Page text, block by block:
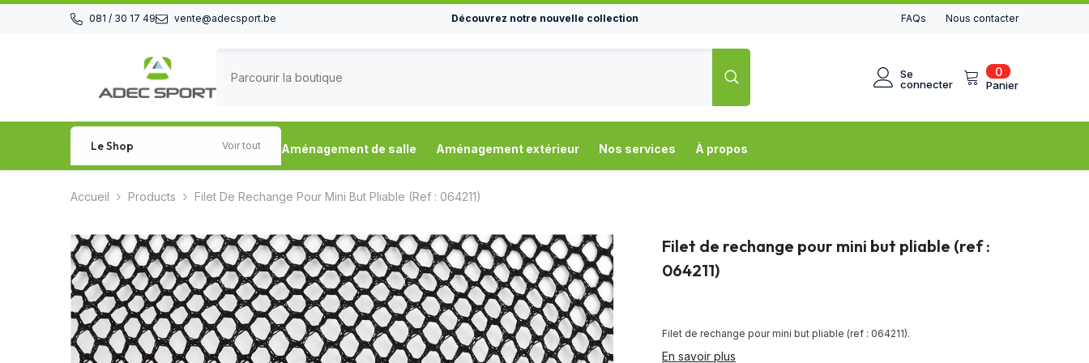
081 / 30 17 49
vente@adecsport.be Découvrez notre nouvelle collection FAQs Nous contacter
00
article
Panier
Se
connecter
Le Shop Voir tout Aménagement de salle Aménagement extérieur Nos services À propos
Accueil Products Filet De Rechange Pour Mini But Pliable (ref : 064211)
Filet de rechange pour mini but pliable (ref :
064211)
Filet de rechange pour mini but pliable (ref : 064211).
En savoir plus